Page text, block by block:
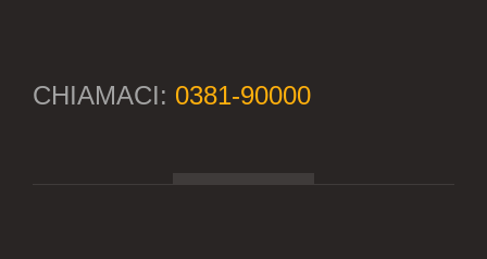
CHIAMACI: 0381-90000